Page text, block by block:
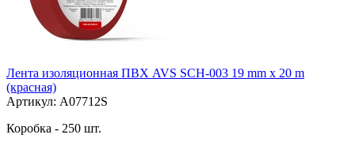
Лента изоляционная ПВХ AVS SCH-003 19 mm x 20 m
(красная)
Артикул: A07712S
Коробка - 250 шт.